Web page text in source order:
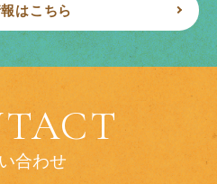
はこちら
合わせ